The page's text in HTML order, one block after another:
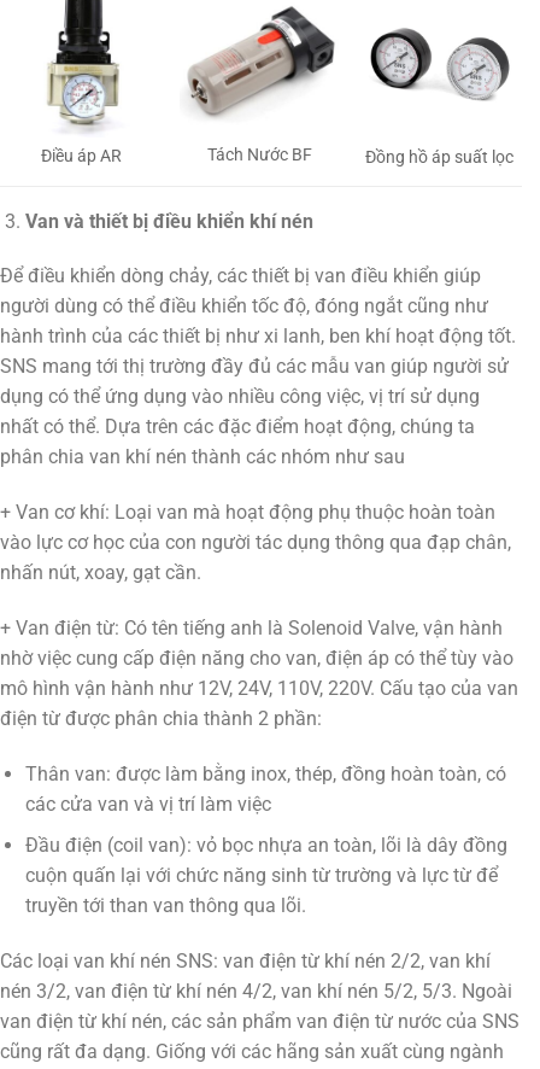
Điều áp AR Tách Nước BF Đồng hồ áp suất lọc
Van và thiết bị điều khiển khí nén
Để điều khiển dòng chảy, các thiết bị van điều khiển giúp
người dùng có thể điều khiển tốc độ, đóng ngắt cũng như
hành trình của các thiết bị như xi lanh, ben khí hoạt động tốt.
SNS mang tới thị trường đầy đủ các mẫu van giúp người sử
dụng có thể ứng dụng vào nhiều công việc, vị trí sử dụng
nhất có thể. Dựa trên các đặc điểm hoạt động, chúng ta
phân chia van khí nén thành các nhóm như sau
+ Van cơ khí: Loại van mà hoạt động phụ thuộc hoàn toàn
vào lực cơ học của con người tác dụng thông qua đạp chân,
nhấn nút, xoay, gạt cần.
+ Van điện từ: Có tên tiếng anh là Solenoid Valve, vận hành
nhờ việc cung cấp điện năng cho van, điện áp có thể tùy vào
mô hình vận hành như 12V, 24V, 110V, 220V. Cấu tạo của van
điện từ được phân chia thành 2 phần:
Thân van: được làm bằng inox, thép, đồng hoàn toàn, có
các cửa van và vị trí làm việc
Đầu điện (coil van): vỏ bọc nhựa an toàn, lõi là dây đồng
cuộn quấn lại với chức năng sinh từ trường và lực từ để
truyền tới than van thông qua lõi.
Các loại van khí nén SNS: van điện từ khí nén 2/2, van khí
nén 3/2, van điện từ khí nén 4/2, van khí nén 5/2, 5/3. Ngoài
van điện từ khí nén, các sản phẩm van điện từ nước của SNS
cũng rất đa dạng. Giống với các hãng sản xuất cùng ngành